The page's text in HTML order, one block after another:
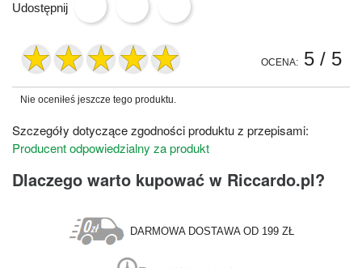
Udostępnij
OCENA: 5 / 5
Nie oceniłeś jeszcze tego produktu.
Szczegóły dotyczące zgodności produktu z przepisami:
Producent odpowiedzialny za produkt
Dlaczego warto kupować w Riccardo.pl?
DARMOWA DOSTAWA OD 199 ZŁ